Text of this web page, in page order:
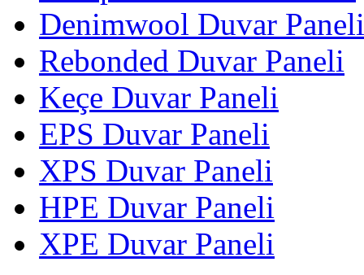
Denimwool Duvar Paneli
Rebonded Duvar Paneli
Keçe Duvar Paneli
EPS Duvar Paneli
XPS Duvar Paneli
HPE Duvar Paneli
XPE Duvar Paneli